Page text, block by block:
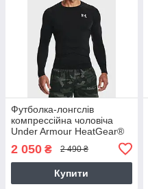
Футболка-лонгслів
компрессійна чоловіча
Under Armour HeatGear®
(1361524-001)
2 050 ₴ 2 490 ₴
Купити